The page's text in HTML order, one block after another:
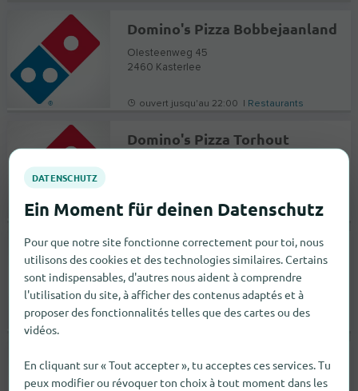
Domino's Pizza Bobbejaanland
Olesteenweg 45
2460 Kasterlee
ouvert jusqu'au 22:00 | Restaurants
Domino's Pizza Torhout
ouvert jusqu'au 14:00 |Restaurants
Domino's Pizza Beringen
Koolmijnlaan 399
3581
Beringen
Domino's Pizza Waregem
Noorderlaan 52
Pour que notre site fonctionne correctement pour toi, nous
utilisons des cookies et des technologies similaires. Certains
sont indispensables, d'autres nous aident à comprendre
l'utilisation du site, à afficher des contenus adaptés et à
proposer des fonctionnalités telles que des cartes ou des
vidéos.
En cliquant sur « Tout accepter », tu acceptes ces services. Tu
peux modifier ou révoquer ton choix à tout moment dans les